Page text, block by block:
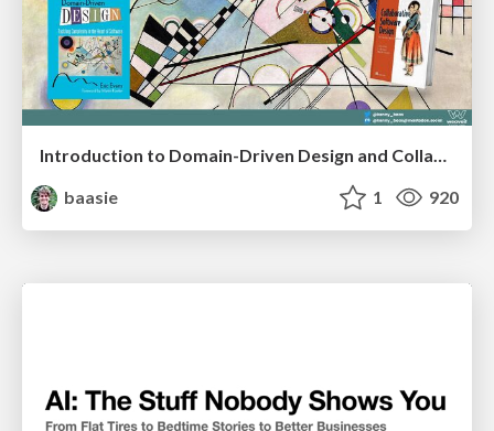
Introduction to Domain-Driven Design and Collaborative software design
baasie
1 920